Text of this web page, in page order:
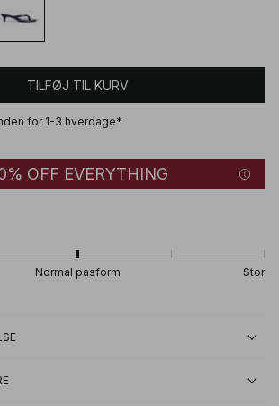
TILFØJ TIL KURV
for 1-3 hverdage*
OFF EVERYTHING
Normal pasform Stor